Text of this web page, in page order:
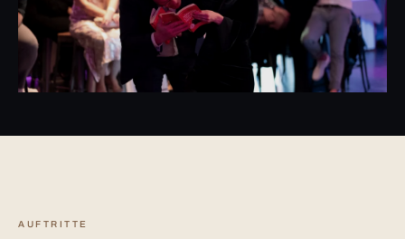
AUFTRITTE